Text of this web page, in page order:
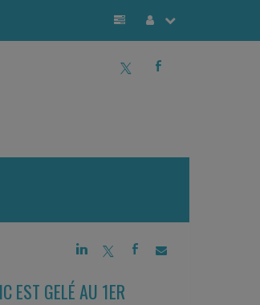
b
a
j a b
EST GELÉ AU 1ER